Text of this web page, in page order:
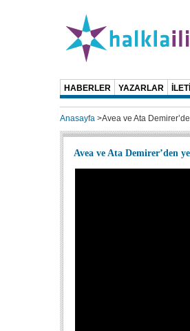
HABERLER YAZARLAR
Anasayfa >Avea ve Ata
Avea ve Ata Demirer’den